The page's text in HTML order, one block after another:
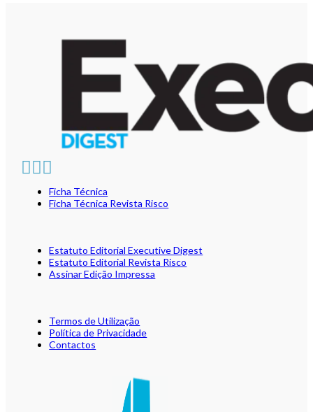
Ficha Técnica
Ficha Técnica Revista Risco
Estatuto Editorial Executive Digest
Estatuto Editorial Revista Risco
Assinar Edição Impressa
Termos de Utilização
Política de Privacidade
Contactos